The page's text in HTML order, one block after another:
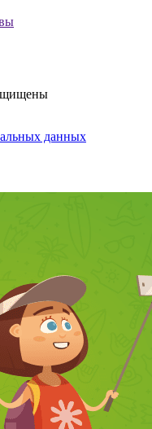
данных